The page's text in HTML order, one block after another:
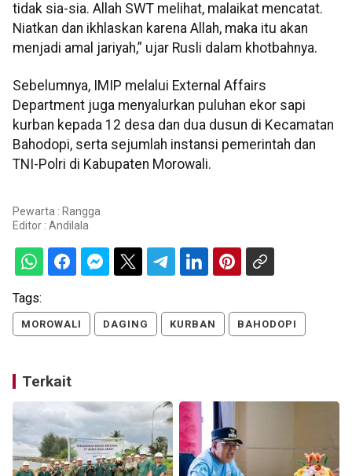
tidak sia-sia. Allah SWT melihat, malaikat mencatat.
Niatkan dan ikhlaskan karena Allah, maka itu akan
menjadi amal jariyah,” ujar Rusli dalam khotbahnya.
Sebelumnya, IMIP melalui External Affairs
Department juga menyalurkan puluhan ekor sapi
kurban kepada 12 desa dan dua dusun di Kecamatan
Bahodopi, serta sejumlah instansi pemerintah dan
TNI-Polri di Kabupaten Morowali.
Pewarta : Rangga
Editor : Andilala
Tags:
MOROWALI DAGING KURBAN BAHODOPI
Terkait